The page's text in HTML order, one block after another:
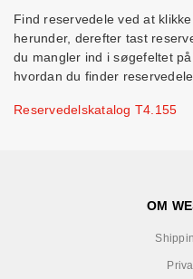
Find reservedele ved at
herunder, derefter tast
du mangler ind i søgefeltet
hvordan du finder
Reservedelskatalog T4.155
OM